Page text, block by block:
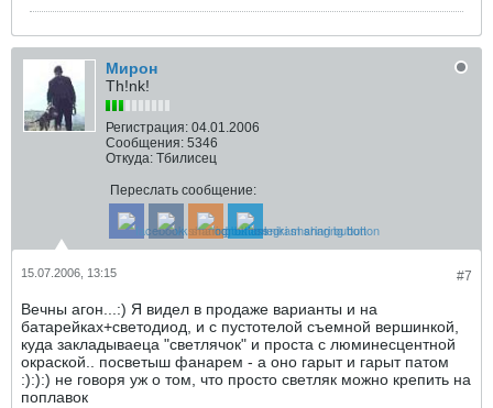
Мирон
Th!nk!
Регистрация: 04.01.2006
Сообщения: 5346
Откуда: Тбилисец
Переслать сообщение:
#7
15.07.2006, 13:15
Вечны агон...:) Я видел в продаже варианты и на
батарейках+светодиод, и с пустотелой съемной вершинкой,
куда закладываеца "светлячок" и проста с люминесцентной
окраской.. посветыш фанарем - а оно гарыт и гарыт патом
:):):) не говоря уж о том, что просто светляк можно крепить на
поплавок